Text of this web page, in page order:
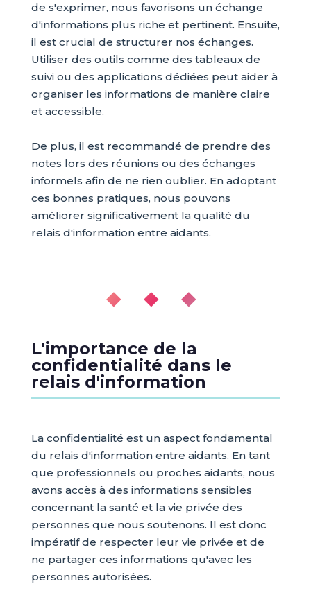
de s'exprimer, nous favorisons un échange
d'informations plus riche et pertinent. Ensuite,
il est crucial de structurer nos échanges.
Utiliser des outils comme des tableaux de
suivi ou des applications dédiées peut aider à
organiser les informations de manière claire
et accessible.
De plus, il est recommandé de prendre des
notes lors des réunions ou des échanges
informels afin de ne rien oublier. En adoptant
ces bonnes pratiques, nous pouvons
améliorer significativement la qualité du
relais d'information entre aidants.
◆ ◆ ◆
L'importance de la
confidentialité dans le
relais d'information
La confidentialité est un aspect fondamental
du relais d'information entre aidants. En tant
que professionnels ou proches aidants, nous
avons accès à des informations sensibles
concernant la santé et la vie privée des
personnes que nous soutenons. Il est donc
impératif de respecter leur vie privée et de
ne partager ces informations qu'avec les
personnes autorisées.